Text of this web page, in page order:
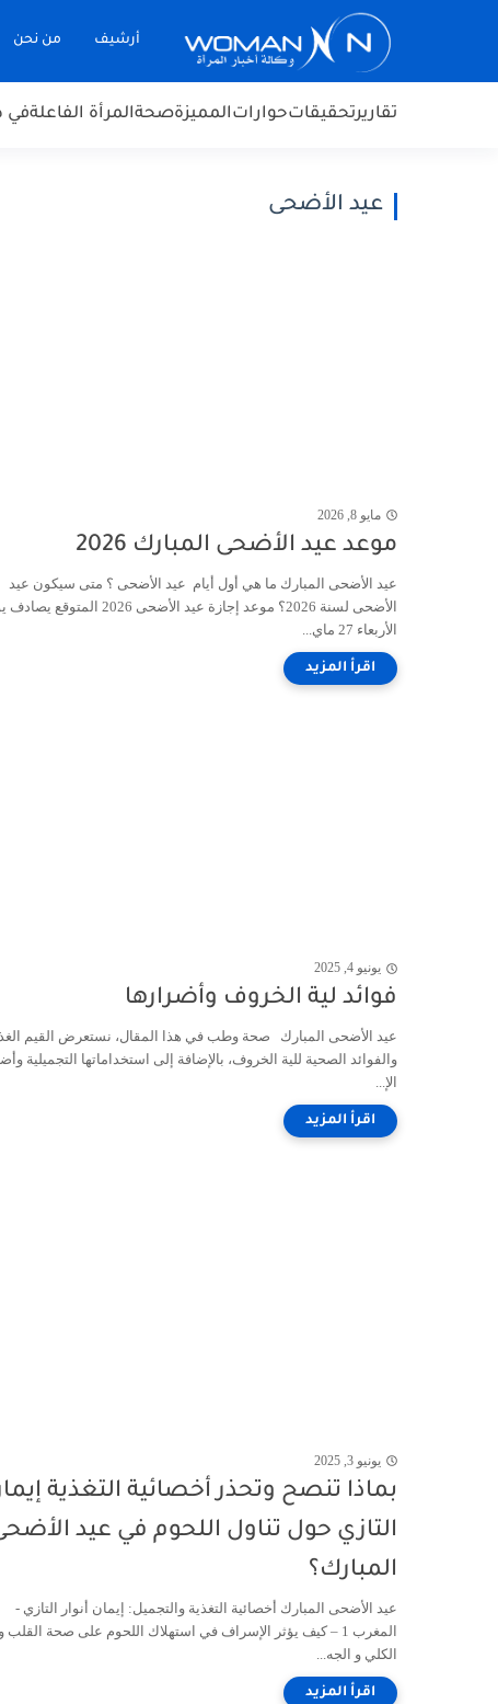
أرشيف من نحن
تقاريرتحقيقاتحواراتالمميزةصحةالمرأة الفاعلةفي
عيد الأضحى
مايو 8, 2026
موعد عيد الأضحى المبارك 2026
عيد الأضحى المبارك ما هي أول أيام عيد الأضحى ؟ متى سيكون عيد
الأضحى لسنة 2026؟ موعد إجازة عيد الأضحى 2026 المتوقع
الأربعاء 27 ماي...
يونيو 4, 2025
فوائد لية الخروف وأضرارها
عيد الأضحى المبارك صحة وطب في هذا المقال، نستعرض القيم
والفوائد الصحية للية الخروف، بالإضافة إلى استخداماتها التجميلية
الإ...
يونيو 3, 2025
بماذا تنصح وتحذر أخصائية التغذية
التازي حول تناول اللحوم في عيد
المبارك؟
عيد الأضحى المبارك أخصائية التغذية والتجميل: إيمان أنوار التازي -
المغرب 1 – كيف يؤثر الإسراف في استهلاك اللحوم على صحة القلب و
الكلي و الجه...